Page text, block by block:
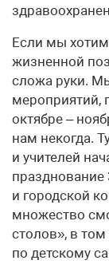
Если мы хотим
жизненной
сложа руки.
мероприятий,
октябре –
нам некогда.
и учителей
празднование
и городской
множество
столов», в
по детскому